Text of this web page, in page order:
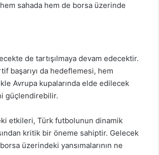
sahada hem de borsa üzerinde
de tartışılmaya devam edecektir.
başarıyı da hedeflemesi, hem
Avrupa kupalarında elde edilecek
güçlendirebilir.
etkileri, Türk futbolunun dinamik
kritik bir öneme sahiptir. Gelecek
üzerindeki yansımalarının ne